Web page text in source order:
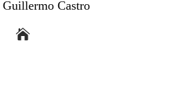
Guillermo Castro